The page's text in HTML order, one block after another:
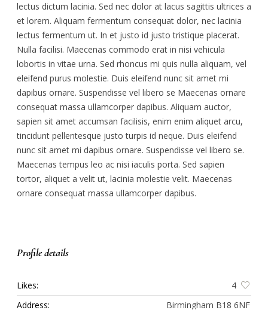
lectus dictum lacinia. Sed nec dolor at lacus sagittis ultrices a
et lorem. Aliquam fermentum consequat dolor, nec lacinia
lectus fermentum ut. In et justo id justo tristique placerat.
Nulla facilisi. Maecenas commodo erat in nisi vehicula
lobortis in vitae urna. Sed rhoncus mi quis nulla aliquam, vel
eleifend purus molestie. Duis eleifend nunc sit amet mi
dapibus ornare. Suspendisse vel libero se Maecenas ornare
consequat massa ullamcorper dapibus. Aliquam auctor,
sapien sit amet accumsan facilisis, enim enim aliquet arcu,
tincidunt pellentesque justo turpis id neque. Duis eleifend
nunc sit amet mi dapibus ornare. Suspendisse vel libero se.
Maecenas tempus leo ac nisi iaculis porta. Sed sapien
tortor, aliquet a velit ut, lacinia molestie velit. Maecenas
ornare consequat massa ullamcorper dapibus.
Profile details
Likes:
4
Address:
Birmingham B18 6NF